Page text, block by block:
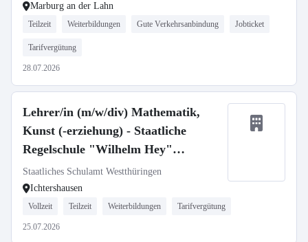
Marburg an der Lahn
Teilzeit Weiterbildungen Gute Verkehrsanbindung Jobticket
Tarifvergütung
28.07.2026
Lehrer/in (m/w/div) Mathematik,
Kunst (-erziehung) - Staatliche
Regelschule "Wilhelm Hey"
Ichtershausen
Staatliches Schulamt Westthüringen
Ichtershausen
Vollzeit Teilzeit Weiterbildungen Tarifvergütung
25.07.2026